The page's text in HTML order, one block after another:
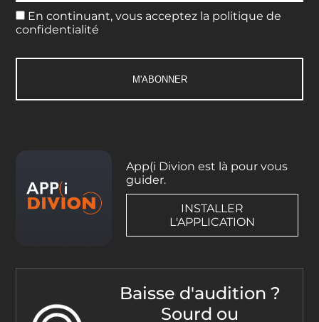
En continuant, vous acceptez la politique de
confidentialité
App(i Divion est là pour vous
guider.
INSTALLER
L'APPLICATION
Baisse d'audition ?
Sourd ou